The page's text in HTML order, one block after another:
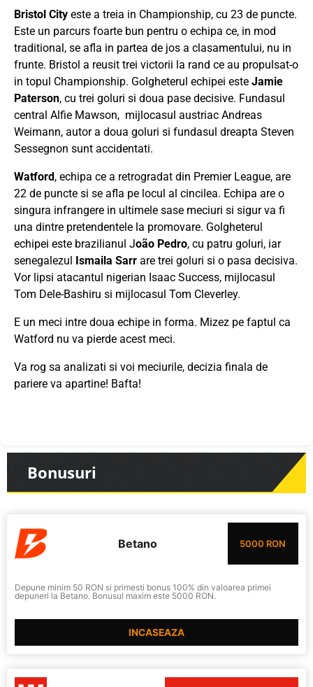
Bristol City este a treia in Championship, cu 23 de puncte.
Este un parcurs foarte bun pentru o echipa ce, in mod
traditional, se afla in partea de jos a clasamentului, nu in
frunte. Bristol a reusit trei victorii la rand ce au propulsat-o
in topul Championship. Golgheterul echipei este Jamie
Paterson, cu trei goluri si doua pase decisive. Fundasul
central Alfie Mawson, mijlocasul austriac Andreas
Weimann, autor a doua goluri si fundasul dreapta Steven
Sessegnon sunt accidentati.
Watford , echipa ce a retrogradat din Premier League, are
22 de puncte si se afla pe locul al cincilea. Echipa are o
singura infrangere in ultimele sase meciuri si sigur va fi
una dintre pretendentele la promovare. Golgheterul
echipei este brazilianul João Pedro, cu patru goluri, iar
senegalezul
Ismaila Sarr are trei goluri si o pasa decisiva.
Vor lipsi atacantul nigerian Isaac Success, mijlocasul
Tom Dele-Bashiru si mijlocasul Tom Cleverley.
E un meci intre doua echipe in forma. Mizez pe faptul ca
Watford nu va pierde acest meci.
Va rog sa analizati si voi meciurile, decizia finala de
pariere va apartine! Bafta!
Bonusuri
Betano 5000 RON
Depune minim 50 RON si primesti bonus 100% din valoarea primei
depuneri la Betano. Bonusul maxim este 5000 RON.
INCASEAZA